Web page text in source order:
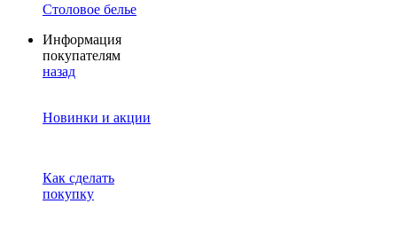
Столовое белье
Информация
покупателям
назад
Новинки и акции
Как сделать
покупку